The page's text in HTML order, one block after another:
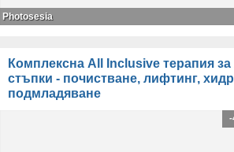
Photosesia
Комплексна All Inclusive терапия
стъпки - почистване, лифтинг,
подмладяване
-